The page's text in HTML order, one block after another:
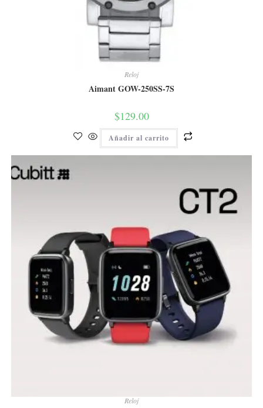
Reloj
Aimant GOW-250SS-7S
$129.00
Añadir al carrito
Reloj